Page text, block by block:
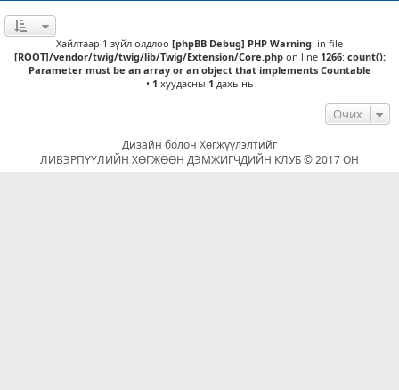
Хайлтаар 1 зүйл олдлоо [phpBB Debug] PHP Warning: in file
[ROOT]/vendor/twig/twig/lib/Twig/Extension/Core.phpon line 1266: count():
Parameter must be an array or an object that implements Countable
• 1 хуудасны 1 дахь нь
Очих
Дизайн болон Хөгжүүлэлтийг
ЛИВЭРПҮҮЛИЙН ХӨГЖӨӨН ДЭМЖИГЧДИЙН КЛУБ © 2017 ОН